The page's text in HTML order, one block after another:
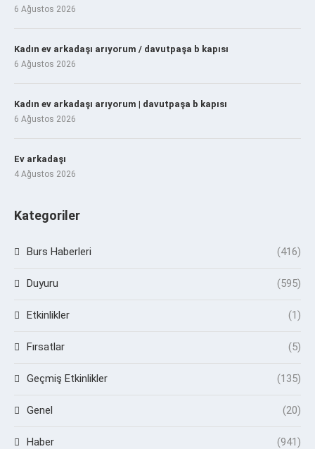
6 Ağustos 2026
Kadın ev arkadaşı arıyorum / davutpaşa b kapısı
6 Ağustos 2026
Kadın ev arkadaşı arıyorum | davutpaşa b kapısı
6 Ağustos 2026
Ev arkadaşı
4 Ağustos 2026
Kategoriler
Burs Haberleri (416)
Duyuru (595)
Etkinlikler (1)
Fırsatlar (5)
Geçmiş Etkinlikler (135)
Genel (20)
Haber (941)